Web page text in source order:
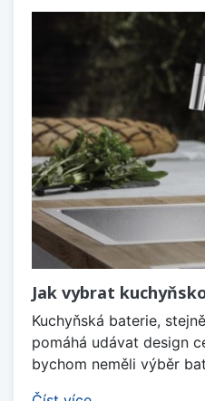
Jak vybrat
Kuchyňská baterie,
pomáhá udávat design
bychom neměli výběr